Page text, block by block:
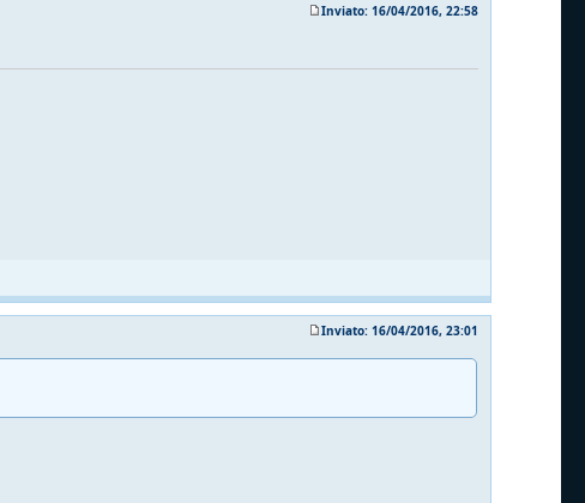
Inviato: 16/04/2016, 22:58
Inviato: 16/04/2016, 23:01